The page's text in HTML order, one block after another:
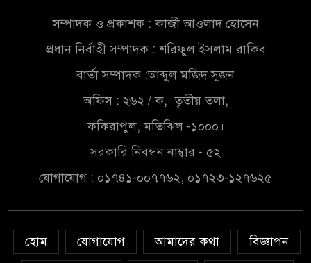
অগ্রযাত্রায় নতুন অধ্যায়
বাংলাদেশে বর্তমানে স্থিতিশীল
এখনই উপযুক্ত সময়
সরকার,প্রবাসীদের বিনিয়োগের
চাঁদপুরে মাটির নিচে গাঁজার ড্রাম,
মাদক কারবারি আটক
সম্পাদক ও প্রকাশক : কাজী আওলাদ হোসেন
প্রধান নির্বাহী সম্পাদক : শরিফুল ইসলাম রাকিব
বার্তা সম্পাদক :আব্দুল মজিদ সুজন
অফিস : ২৬২ / ক, তৃতীয় তলা,
ফকিরাপুল, মতিঝিল -১০০০।
সরকারি নিবন্ধন নাম্বার - ৫২
যোগাযোগ : ০১৭৪১-০০৭৭৬২, ০১৭২৩-১২৭৬২৫
হোম যোগাযোগ আমাদের কথা
বিজ্ঞাপন